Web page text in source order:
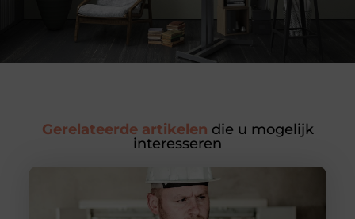
Gerelateerde artikelen die u mogelijk
interesseren